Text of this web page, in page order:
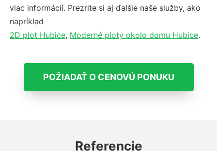
viac informácií. Prezrite si aj ďalšie naše služby, ako
napríklad
2D plot Hubice, Moderné ploty okolo domu Hubice.
POŽIADAŤ O CENOVÚ PONUKU
Referencie